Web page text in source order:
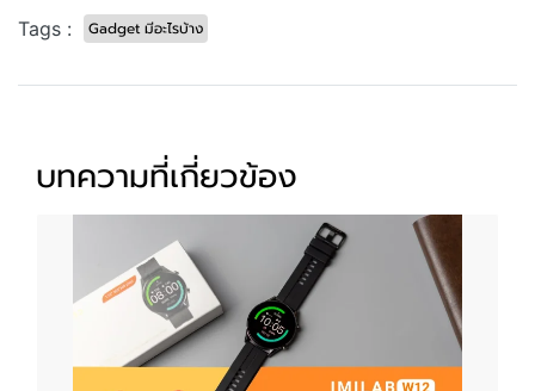
Tags : Gadget มีอะไรบ้าง
บทความที่เกี่ยวข้อง